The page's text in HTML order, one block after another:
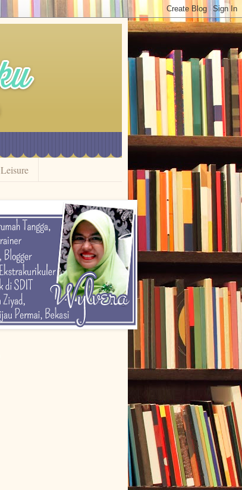
Leisure